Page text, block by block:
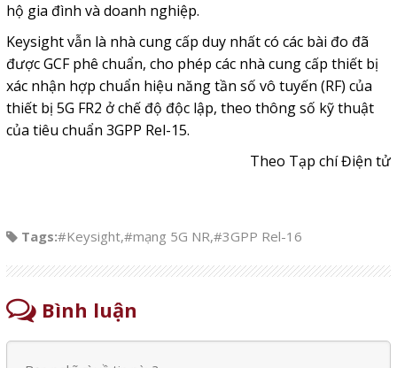
hộ gia đình và doanh nghiệp.
Keysight vẫn là nhà cung cấp duy nhất có các bài đo đã
được GCF phê chuẩn, cho phép các nhà cung cấp thiết bị
xác nhận hợp chuẩn hiệu năng tần số vô tuyến (RF) của
thiết bị 5G FR2 ở chế độ độc lập, theo thông số kỹ thuật
của tiêu chuẩn 3GPP Rel-15.
Theo Tạp chí Điện tử
Tags:#Keysight,#mạng 5G NR,#3GPP Rel-16
Bình luận